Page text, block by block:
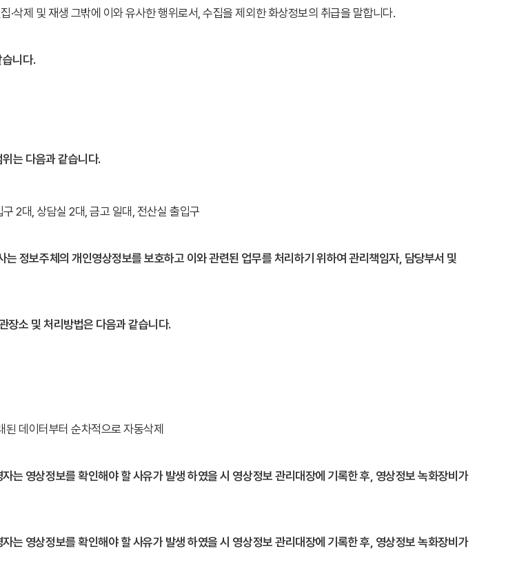
삭제 및 재생 그밖에 이와 유사한 행위로서, 수집을 제외한 화상정보의 취급을 말합니다.
니다.
는 다음과 같습니다.
2대, 상담실 2대, 금고 일대, 전산실 출입구
정보주체의 개인영상정보를 보호하고 이와 관련된 업무를 처리하기 위하여 관리책임자, 담당부서 및
장소 및 처리방법은 다음과 같습니다.
데이터부터 순차적으로 자동삭제
영상정보를 확인해야 할 사유가 발생 하였을 시 영상정보 관리대장에 기록한 후, 영상정보 녹화장비가
영상정보를 확인해야 할 사유가 발생 하였을 시 영상정보 관리대장에 기록한 후, 영상정보 녹화장비가